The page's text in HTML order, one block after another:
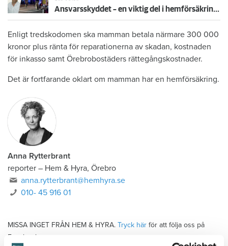
Ansvarsskyddet – en viktig del i hemförsäkringen
Enligt tredskodomen ska mamman betala närmare 300 000
kronor plus ränta för reparationerna av skadan, kostnaden
för inkasso samt Örebrobostäders rättegångskostnader.
Det är fortfarande oklart om mamman har en hemförsäkring.
Anna Rytterbrant
reporter – Hem & Hyra, Örebro
anna.rytterbrant@hemhyra.se
010- 45 916 01
MISSA INGET FRÅN HEM & HYRA. Tryck här för att följa oss på
Facebook.